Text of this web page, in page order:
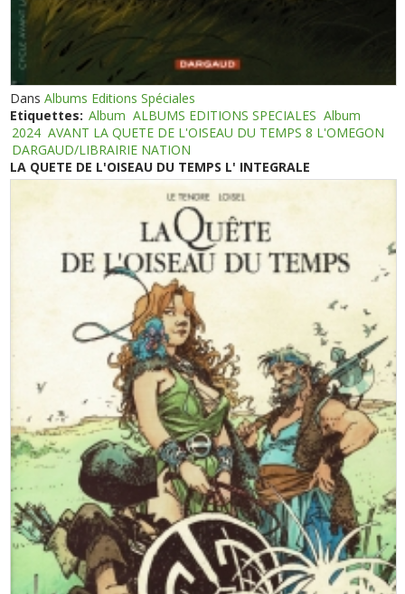
DansAlbums Editions Spéciales
Etiquettes: Album ALBUMS EDITIONS SPECIALES Album
2024 AVANT LA QUETE DE L'OISEAU DU TEMPS 8 L'OMEGON
DARGAUD/LIBRAIRIE NATION
LA QUETE DE L'OISEAU DU TEMPS L' INTEGRALE